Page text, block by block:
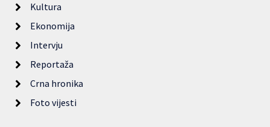
Kultura
Ekonomija
Intervju
Reportaža
Crna hronika
Foto vijesti